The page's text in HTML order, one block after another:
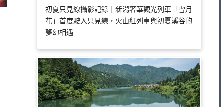
初夏只見線攝影記錄｜新潟奢華觀光列車「雪月
花」首度駛入只見線，火山紅列車與初夏溪谷的
夢幻相遇